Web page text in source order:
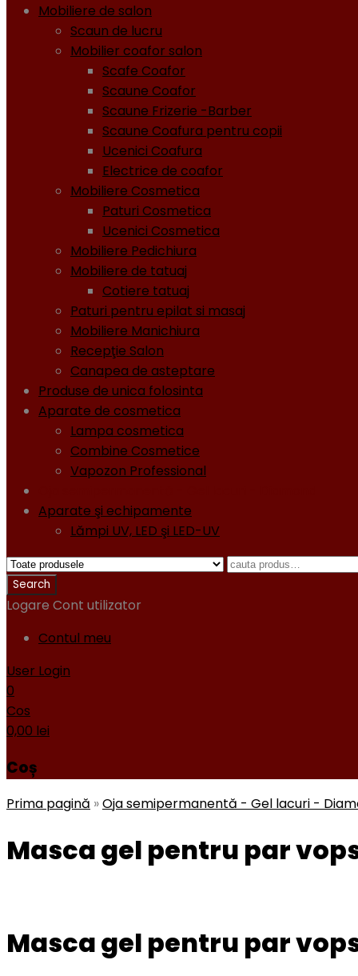
Mobiliere de salon
Scaun de lucru
Mobilier coafor salon
Scafe Coafor
Scaune Coafor
Scaune Frizerie -Barber
Scaune Coafura pentru copii
Ucenici Coafura
Electrice de coafor
Mobiliere Cosmetica
Paturi Cosmetica
Ucenici Cosmetica
Mobiliere Pedichiura
Mobiliere de tatuaj
Cotiere tatuaj
Paturi pentru epilat si masaj
Mobiliere Manichiura
Recepţie Salon
Canapea de asteptare
Produse de unica folosinta
Aparate de cosmetica
Lampa cosmetica
Combine Cosmetice
Vapozon Professional
Aparate şi echipamente
Lămpi UV, LED şi LED-UV
Logare Cont utilizator
Contul meu
User Login
0
Cos
0,00 lei
Coș
Prima pagină »Oja semipermanentă - Gel lacuri -
Masca gel pentru par
Masca gel pentru par